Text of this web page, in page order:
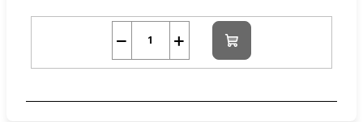
+
− Do
košíku